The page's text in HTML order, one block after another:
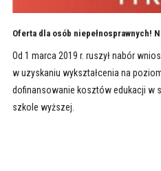
Oferta dla osób niepełnosprawnych!
Od 1 marca 2019 r. ruszył nabór
w uzyskaniu wykształcenia na
dofinansowanie kosztów edukacji w
szkole wyższej.